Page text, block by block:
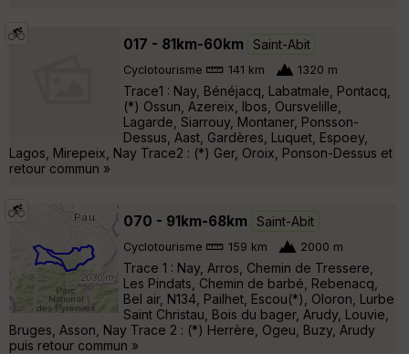
017 - 81km-60km Saint-Abit
Cyclotourisme 141 km 1320 m
Trace1 : Nay, Bénéjacq, Labatmale, Pontacq,
(*) Ossun, Azereix, Ibos, Oursvelille,
Lagarde, Siarrouy, Montaner, Ponsson-
Dessus, Aast, Gardères, Luquet, Espoey,
Lagos, Mirepeix, Nay Trace2 : (*) Ger, Oroix, Ponson-Dessus et
retour commun »
070 - 91km-68km Saint-Abit
Cyclotourisme 159 km 2000 m
Trace 1 : Nay, Arros, Chemin de Tressere,
Les Pindats, Chemin de barbé, Rebenacq,
Bel air, N134, Pailhet, Escou(*), Oloron, Lurbe
Saint Christau, Bois du bager, Arudy, Louvie,
Bruges, Asson, Nay Trace 2 : (*) Herrère, Ogeu, Buzy, Arudy
puis retour commun »